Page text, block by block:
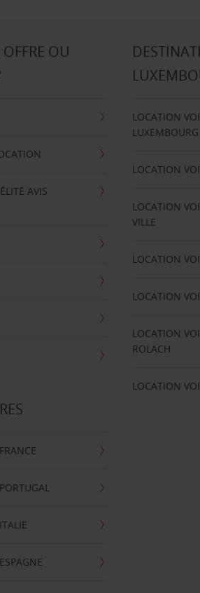
OU
AVIS
LOCATION
LUXEMBOURG
LOCATION
LOCATION
VILLE
LOCATION
LOCATION
LOCATION
ROLACH
LOCATION